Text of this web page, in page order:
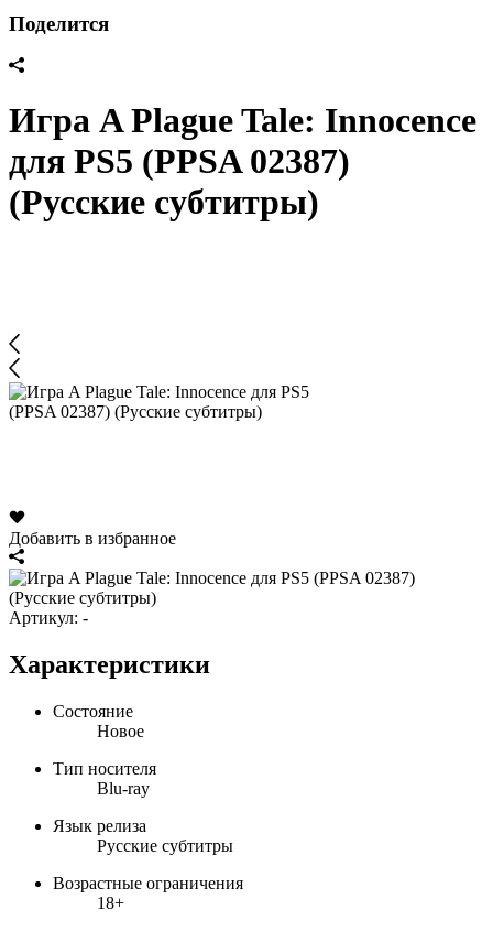
Поделится
Игра A Plague Tale: Innocence
для PS5 (PPSA 02387)
(Русские субтитры)
Добавить в избранное
Артикул: -
Характеристики
Состояние
Новое
Тип носителя
Blu-ray
Язык релиза
Русские субтитры
Возрастные ограничения
18+